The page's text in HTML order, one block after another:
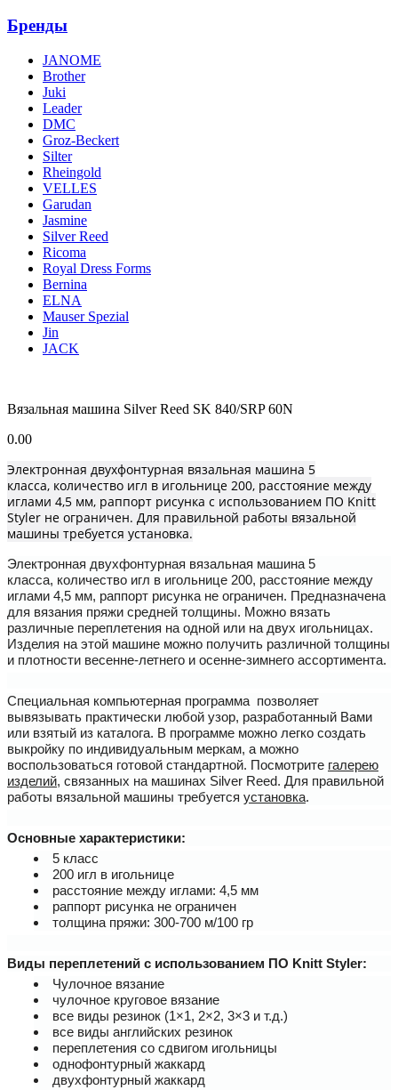
Бренды
JANOME
Brother
Juki
Leader
DMC
Groz-Beckert
Silter
Rheingold
VELLES
Garudan
Jasmine
Silver Reed
Ricoma
Royal Dress Forms
Bernina
ELNA
Mauser Spezial
Jin
JACK
Вязальная машина Silver Reed SK 840/SRP 60N
0.00
Электронная двухфонтурная вязальная машина 5
класса, количество игл в игольнице 200, расстояние между
иглами 4,5 мм, раппорт рисунка с использованием ПО Knitt
Styler не ограничен. Для правильной работы вязальной
машины требуется установка.
Электронная двухфонтурная вязальная машина 5
класса, количество игл в игольнице 200, расстояние между
иглами 4,5 мм, раппорт рисунка не ограничен. Предназначена
для вязания пряжи средней толщины. Можно вязать
различные переплетения на одной или на двух игольницах.
Изделия на этой машине можно получить различной толщины
и плотности весенне-летнего и осенне-зимнего ассортимента.
Специальная компьютерная программа позволяет
вывязывать практически любой узор, разработанный Вами
или взятый из каталога. В программе можно легко создать
выкройку по индивидуальным меркам, а можно
воспользоваться готовой стандартной. Посмотрите галерею
изделий, связанных на машинах Silver Reed. Для правильной
работы вязальной машины требуется установка.
Основные характеристики:
5 класс
200 игл в игольнице
расстояние между иглами: 4,5 мм
раппорт рисунка не ограничен
толщина пряжи: 300-700 м/100 гр
Виды переплетений с использованием ПО Knitt Styler:
Чулочное вязание
чулочное круговое вязание
все виды резинок (1×1, 2×2, 3×3 и т.д.)
все виды английских резинок
переплетения со сдвигом игольницы
однофонтурный жаккард
двухфонтурный жаккард